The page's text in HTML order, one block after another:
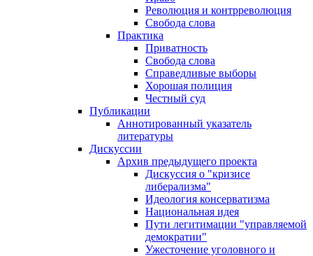
Революция и контрреволюция
Свобода слова
Практика
Приватность
Свобода слова
Справедливые выборы
Хорошая полиция
Честный суд
Публикации
Аннотированный указатель
литературы
Дискуссии
Архив предыдущего проекта
Дискуссия о "кризисе
либерализма"
Идеология консерватизма
Национальная идея
Пути легитимации "управляемой
демократии"
Ужесточение уголовного и